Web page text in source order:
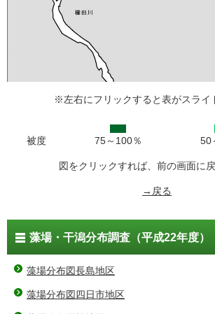
※左右にフリックすると表がスライ
被度 75～100％ 50
図をクリックすれば、前の画面に戻
→戻る
藻場・干潟分布調査（平成22年度）
藻場分布図長島地区
藻場分布図四日市地区